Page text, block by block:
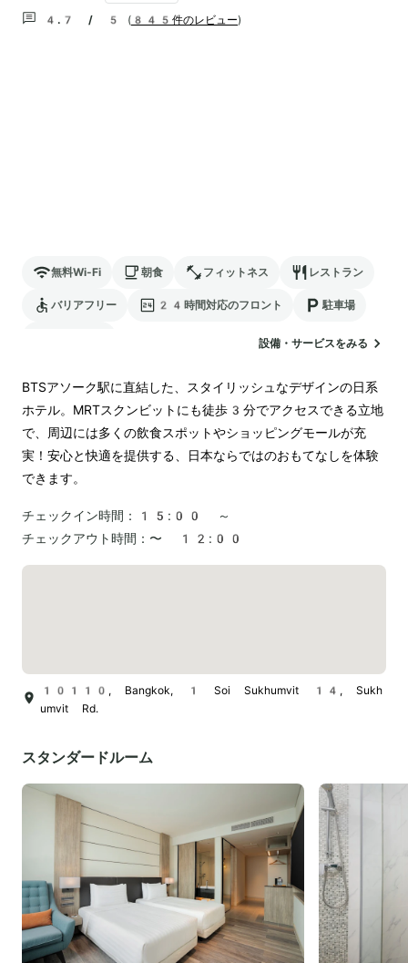
4.7 / 5 ( 845件のレビュー)
無料Wi-Fi 朝食 フィットネス レストラン
バリアフリー 24時間対応のフロント 駐車場
設備・サービスをみる
BTSアソーク駅に直結した、スタイリッシュなデザインの日系
ホテル。MRTスクンビットにも徒歩3分でアクセスできる立地
で、周辺には多くの飲食スポットやショッピングモールが充
実！安心と快適を提供する、日本ならではのおもてなしを体験
できます。
チェックイン時間：
15:00 ～
チェックアウト時間： 〜 12:00
10110, Bangkok, 1 Soi Sukhumvit 14, Sukh
umvit Rd.
スタンダードルーム